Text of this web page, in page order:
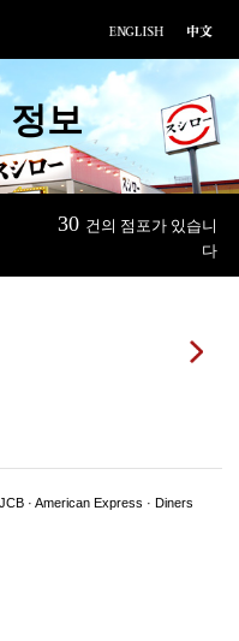
정보
30 건의 점포가 있습니
다
· American Express · Diners